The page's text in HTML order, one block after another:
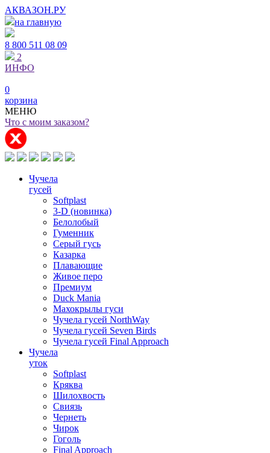
АКВАЗОН.РУ
на главную
8 800 511 08 09
2
ИНФО
0
корзина
МЕНЮ
Что с моим заказом?
Чучела
гусей
Softplast
3-D (новинка)
Белолобый
Гуменник
Серый гусь
Казарка
Плавающие
Живое перо
Премиум
Duck Mania
Махокрылы гуси
Чучела гусей NorthWay
Чучела гусей Seven Birds
Чучела гусей Final Approach
Чучела
уток
Softplast
Кряква
Шилохвость
Свиязь
Чернеть
Чирок
Гоголь
Final Approach